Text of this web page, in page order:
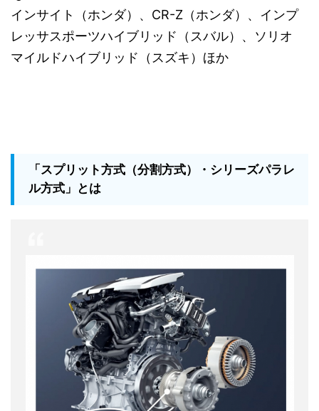
インサイト（ホンダ）、CR-Z（ホンダ）、インプ
レッサスポーツハイブリッド（スバル）、ソリオ
マイルドハイブリッド（スズキ）ほか
「スプリット方式（分割方式）・シリーズパラレ
ル方式」とは